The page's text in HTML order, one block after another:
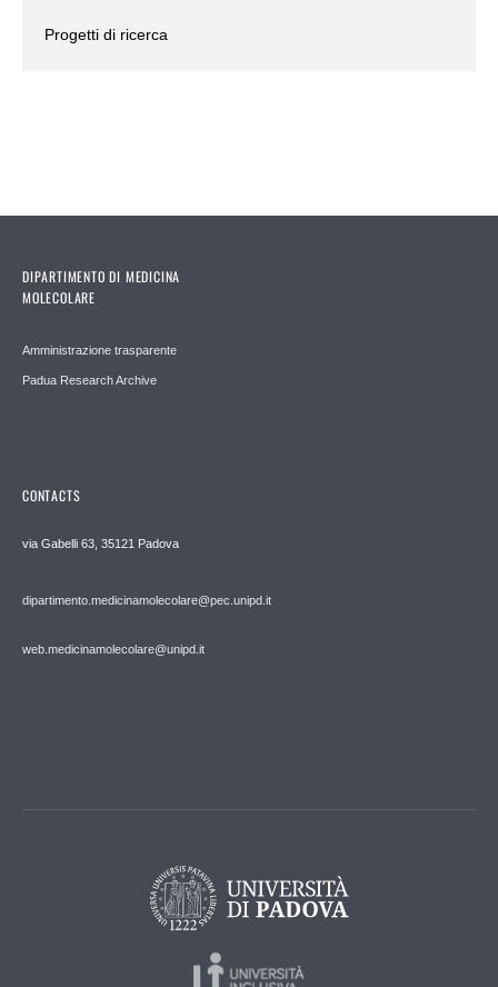
Progetti di ricerca
DIPARTIMENTO DI MEDICINA
MOLECOLARE
Amministrazione trasparente
Padua Research Archive
CONTACTS
via Gabelli 63, 35121 Padova
dipartimento.medicinamolecolare@pec.unipd.it
web.medicinamolecolare@unipd.it